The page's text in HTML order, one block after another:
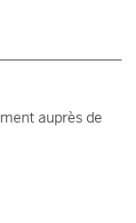
auprès de